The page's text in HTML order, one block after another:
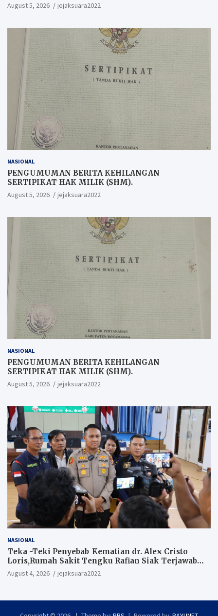
August 5, 2026 jejaksuara2022
NASIONAL
PENGUMUMAN BERITA KEHILANGAN
SERTIPIKAT HAK MILIK (SHM).
August 5, 2026 jejaksuara2022
NASIONAL
PENGUMUMAN BERITA KEHILANGAN
SERTIPIKAT HAK MILIK (SHM).
August 5, 2026 jejaksuara2022
NASIONAL
Teka -Teki Penyebab Kematian dr. Alex Cristo
Loris,Rumah Sakit Tengku Rafian Siak Terjawab
Sudah Hasil Penyelidikan Menyatakan Korban
Meninggal Akibat Bunuh Diri,salah satu
August 4, 2026 jejaksuara2022